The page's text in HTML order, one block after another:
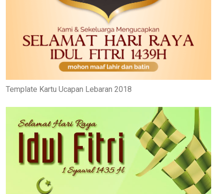
Template Kartu Ucapan Lebaran 2018